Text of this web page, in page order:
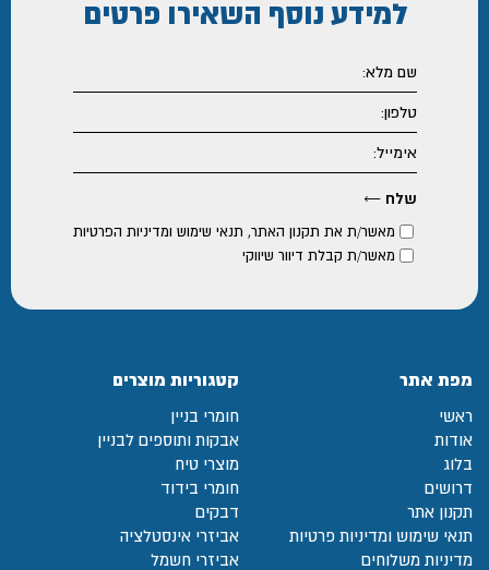
למידע נוסף השאירו פרטים
מאשר/ת את תקנון האתר, תנאי שימוש ומדיניות הפרטיות
מאשר/ת קבלת דיוור שיווקי
מפת אתר
ראשי
אודות
בלוג
דרושים
תקנון אתר
תנאי שימוש ומדיניות פרטיות
מדיניות משלוחים
קטגוריות מוצרים
חומרי בניין
אבקות ותוספים לבניין
מוצרי טיח
חומרי בידוד
דבקים
אביזרי אינסטלציה
אביזרי חשמל